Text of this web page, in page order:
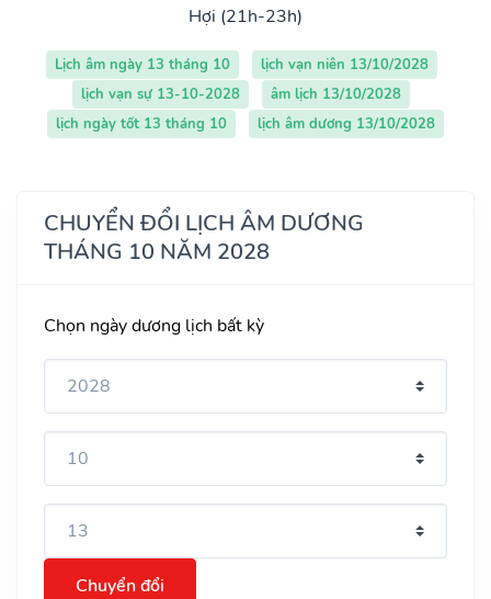
Hợi (21h-23h)
Lịch âm ngày 13 tháng 10
lịch vạn niên 13/10/2028
lịch vạn sự 13-10-2028
âm lịch 13/10/2028
lịch ngày tốt 13 tháng 10
lịch âm dương 13/10/2028
CHUYỂN ĐỔI LỊCH ÂM DƯƠNG
THÁNG 10 NĂM 2028
Chọn ngày dương lịch bất kỳ
Chuyển đổi